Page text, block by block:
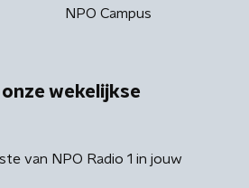
NPO Campus
wekelijkse
van NPO Radio 1 in jouw